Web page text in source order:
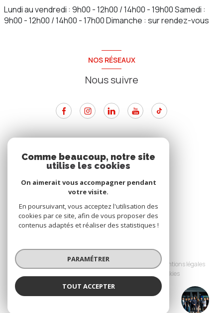
SAINTE ANNE IMMO
Lundi au vendredi : 9h00 - 12h00 / 14h00 - 19h00 Samedi :
9h00 - 12h00 / 14h00 - 17h00 Dimanche : sur rendez-vous
NOS RÉSEAUX
Nous suivre
Nous adhérons
© 2026 | Tous droits réservés
Nos partenaires
Nos honoraires
Mentions légales
Cookies
Comme beaucoup, notre site
utilise les cookies
On aimerait vous accompagner pendant
votre visite.
En poursuivant, vous acceptez l'utilisation des
cookies par ce site, afin de vous proposer des
contenus adaptés et réaliser des statistiques !
PARAMÉTRER
TOUT ACCEPTER